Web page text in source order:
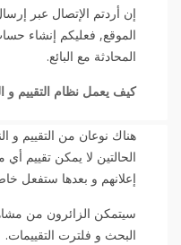
إن أردتم الإتصال عبر
الموقع, فعليكم إنشاء
المحادثة مع البائع.
كيف يعمل نظام التقييم و
هناك نوعان من التقييم و
الحالتين لا يمكن تقييم
إعلانهم و بعدها ستفعل
سيتمكن الزائرون من
البحث و فلترت التقييمات.